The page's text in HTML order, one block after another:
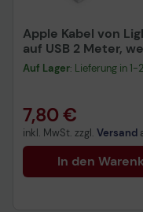
Apple Kabel von
auf USB 2 Meter,
Auf Lager: Lieferung in
7,80 €
inkl. MwSt. zzgl. Versand
In den